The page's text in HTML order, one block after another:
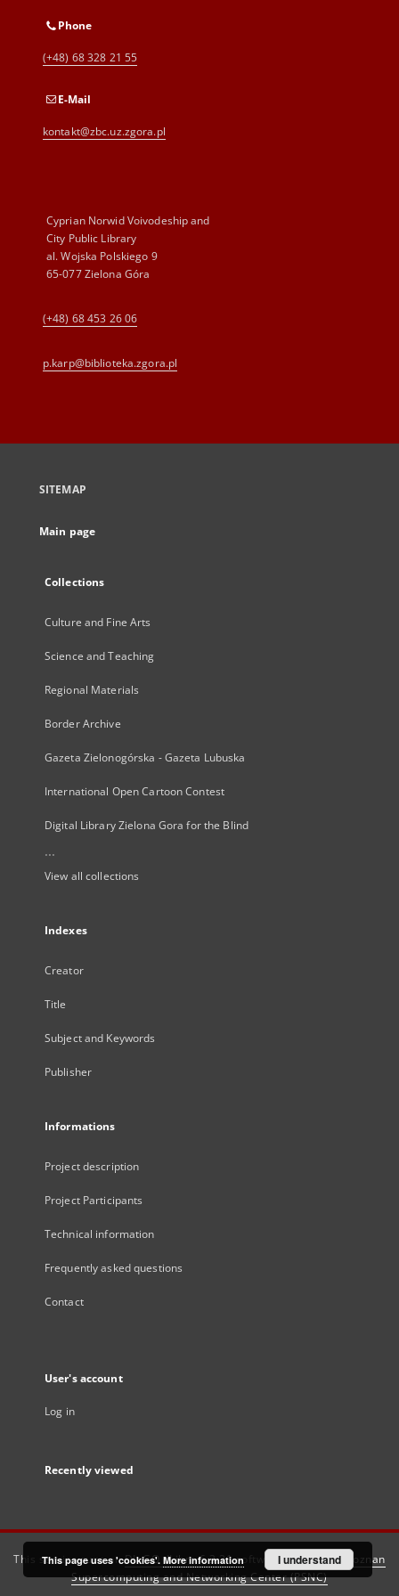
Phone
(+48) 68 328 21 55
E-Mail
kontakt@zbc.uz.zgora.pl
Cyprian Norwid Voivodeship and
City Public Library
al. Wojska Polskiego 9
65-077 Zielona Góra
(+48) 68 453 26 06
p.karp@biblioteka.zgora.pl
SITEMAP
Main page
Collections
Culture and Fine Arts
Science and Teaching
Regional Materials
Border Archive
Gazeta Zielonogórska - Gazeta Lubuska
International Open Cartoon Contest
Digital Library Zielona Gora for the Blind
...
View all collections
Indexes
Creator
Title
Subject and Keywords
Publisher
Informations
Project description
Project Participants
Technical information
Frequently asked questions
Contact
User's account
Log in
Recently viewed
This service runs onDInGO dLibra 6.3.21software created by
Poznan
Supercomputing and Networking Center (PSNC)
This page uses 'cookies'. More information I understand